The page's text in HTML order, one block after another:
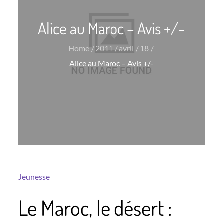
Alice au Maroc – Avis +/-
Home 2011 avril
18
Alice au Maroc – Avis +/-
Jeunesse
Le Maroc, le désert :